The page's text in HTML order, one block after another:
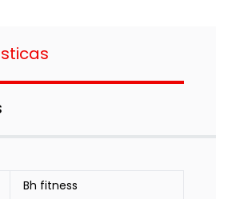
Bh fitness